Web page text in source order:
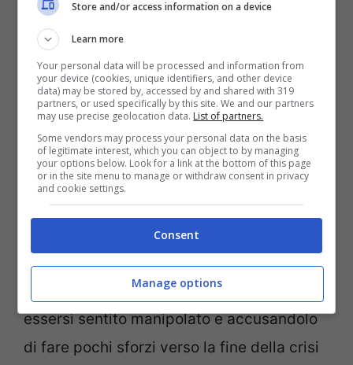
d’America Donald Trump è al centro delle
questioni internazionali.
Per idazi, in merito al quale sono in corso
negoziati al fine di evitare unaguerra
commerciale. Per il conflitto tra Israele e
Hamas, nel quale il tycoon si è schierato
apertamente nei confronti diBenjamin
, salvo poi fare un passo
indietro nelle ultime ore interrompendo le
comunicazioni dirette con lui, dicendo di
essersi sentito manipolato e accusandolo
di fare pochi sforzi verso la fine della crisi
Store and/or access information on a device
Learn more
Your personal data will be processed and information from
your device (cookies, unique identifiers, and other device
data) may be stored by, accessed by and shared with 319
partners, or used specifically by this site. We and our partners
may use precise geolocation data. List of partners.
Some vendors may process your personal data on the basis
of legitimate interest, which you can object to by managing
your options below. Look for a link at the bottom of this page
or in the site menu to manage or withdraw consent in privacy
and cookie settings.
Consent
Manage options